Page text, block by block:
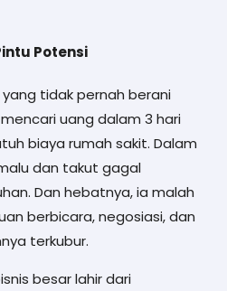
Potensi
tidak pernah berani
uang dalam 3 hari
biaya rumah sakit. Dalam
dan takut gagal
Dan hebatnya, ia malah
berbicara, negosiasi, dan
terkubur.
besar lahir dari